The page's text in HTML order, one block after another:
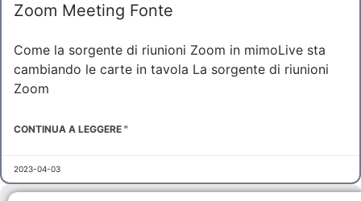
Zoom Meeting Fonte
Come la sorgente di riunioni Zoom in mimoLive sta
cambiando le carte in tavola La sorgente di riunioni
Zoom
CONTINUA A LEGGERE "
2023-04-03